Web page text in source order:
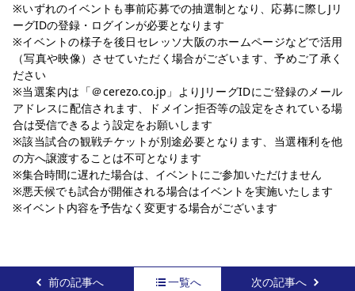
※いずれのイベントも事前応募での抽選制となり、応募に際しJリ
ーグIDの登録・ログインが必要となります
※イベントの様子を後日セレッソ大阪のホームページなどで活用
（写真や映像）させていただく場合がございます、予めご了承く
ださい
※当選案内は「＠cerezo.co.jp」よりJリーグIDにご登録のメール
アドレスに配信されます、ドメイン拒否等の設定をされている場
合は受信できるよう設定をお願いします
※該当試合の観戦チケットが別途必要となります、当選権利を他
の方へ譲渡することは不可となります
※集合時間に遅れた場合は、イベントにご参加いただけません
※悪天候でも試合が開催される場合はイベントを実施いたします
※イベント内容を予告なく変更する場合がございます
前の記事へ 一覧へ 次の記事へ